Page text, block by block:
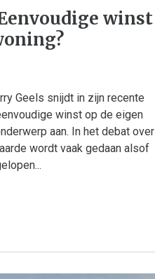
winst
Geels snijdt in zijn recente
winst op de eigen
aan. In het debat over
wordt vaak gedaan alsof